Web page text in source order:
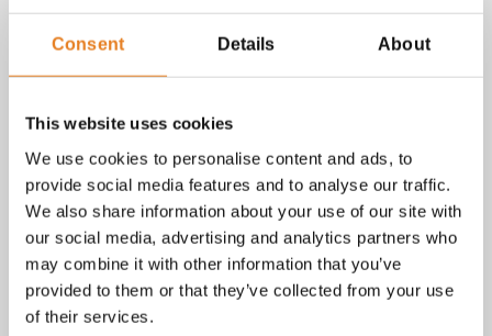
Consent Details About
This website uses cookies
We use cookies to personalise content and ads, to
provide social media features and to analyse our traffic.
We also share information about your use of our site with
our social media, advertising and analytics partners who
may combine it with other information that you’ve
provided to them or that they’ve collected from your use
of their services.
Aangepast met telefoonnummer:
tot vragen over bestellingen, betalingen en leveringen.
Facebook
Instagram
E-mail
Telefoon / whatsapp: +31 6 23227983
Bekijk onzeAlgemene voorwaarden. KvK nr.: 18068338.
Lees ook onze privacy encookiepolicy als je benieuwd
bent naar wat we met je gegevens doen.